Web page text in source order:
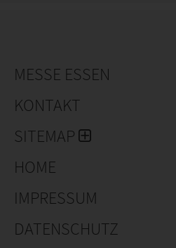
MESSE ESSEN
KONTAKT
SITEMAP
HOME
IMPRESSUM
DATENSCHUTZ